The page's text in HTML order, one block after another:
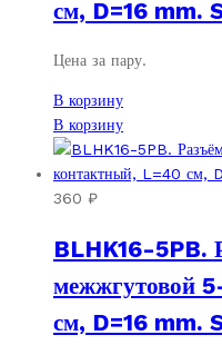
см, D=16 mm.
Цена за пару.
В корзину
В корзину
360 ₽
BLHK16-5PB.
межжгутовой
см, D=16 mm.